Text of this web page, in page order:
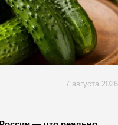
7 августа 2026